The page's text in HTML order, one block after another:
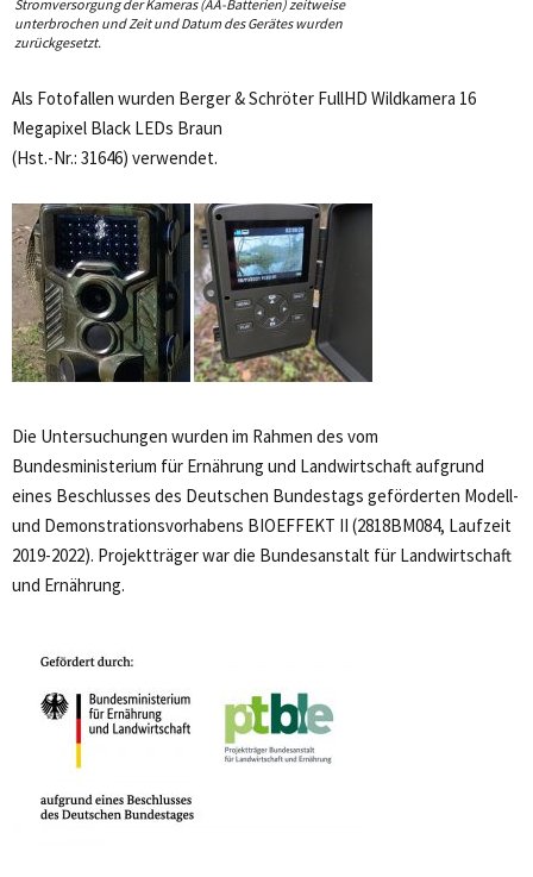
Stromversorgung der Kameras (AA-Batterien) zeitweise
unterbrochen und Zeit und Datum des Gerätes wurden
zurückgesetzt.
Als Fotofallen wurden Berger & Schröter FullHD Wildkamera 16
Megapixel Black LEDs Braun
(Hst.-Nr.: 31646) verwendet.
Die Untersuchungen wurden im Rahmen des vom
Bundesministerium für Ernährung und Landwirtschaft aufgrund
eines Beschlusses des Deutschen Bundestags geförderten Modell-
und Demonstrationsvorhabens BIOEFFEKT II (2818BM084, Laufzeit
2019-2022). Projektträger war die Bundesanstalt für Landwirtschaft
und Ernährung.